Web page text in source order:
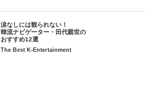
涙なしには観られない！
韓流ナビゲーター・田代親世の
おすすめ12選
The Best K-Entertainment